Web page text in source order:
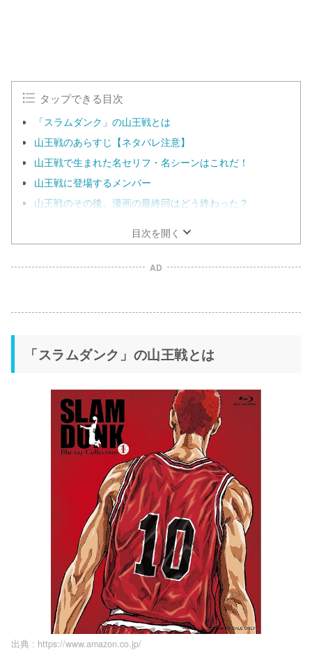
タップできる目次
「スラムダンク」の山王戦とは
山王戦のあらすじ【ネタバレ注意】
山王戦で生まれた名セリフ・名シーンはこれだ！
山王戦に登場するメンバー
山王戦のその後、漫画の最終回はどう終わった？
目次を開く
AD
「スラムダンク」の山王戦とは
出典 : https://www.amazon.co.jp/